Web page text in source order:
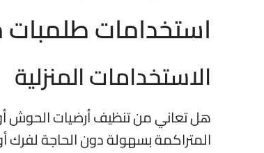
استخدامات
الاستخدامات المنزلية
هل تعاني من تنظيف أرضيات الحوش
المتراكمة بسهولة دون الحاجة